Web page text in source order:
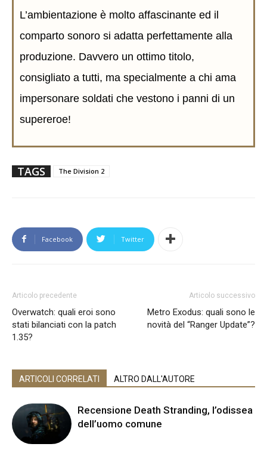
L’ambientazione è molto affascinante ed il
comparto sonoro si adatta perfettamente alla
produzione. Davvero un ottimo titolo,
consigliato a tutti, ma specialmente a chi ama
impersonare soldati che vestono i panni di un
supereroe!
TAGS The Division 2
Facebook Twitter
Articolo precedente
Overwatch: quali eroi sono
stati bilanciati con la patch
1.35?
Articolo successivo
Metro Exodus: quali sono le
novità del “Ranger Update”?
ARTICOLI CORRELATI ALTRO DALL'AUTORE
Recensione Death Stranding, l’odissea
dell’uomo comune